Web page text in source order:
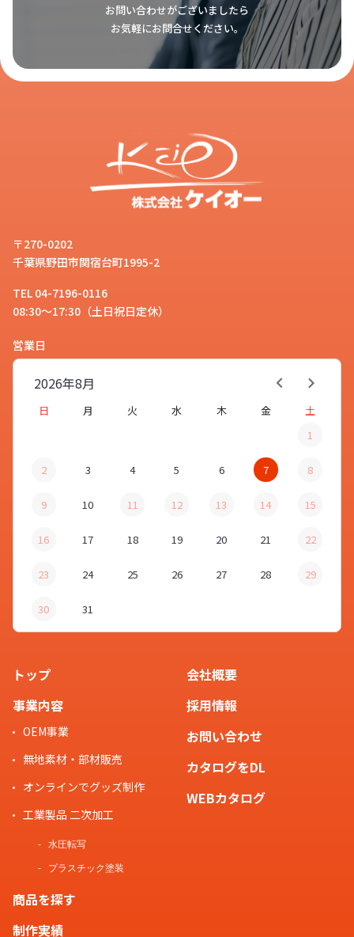
お問い合わせがございましたら
お気軽にお問合せください。
〒270-0202
千葉県野田市関宿台町1995-2
TEL 04-7196-0116
08:30～17:30（土日祝日定休）
営業日
8月
2026年
日 月 火 水 木 金
土
1
2 3 4 5 6 7 8
9 10 11 12 13 14 15
16 17 18 19 20 21 22
23 24 25 26 27 28 29
30 31
トップ
事業内容
OEM事業
無地素材・部材販売
オンラインでグッズ制作
工業製品 二次加工
水圧転写
プラスチック塗装
商品を探す
制作実績
会社概要
採用情報
お問い合わせ
カタログをDL
WEBカタログ